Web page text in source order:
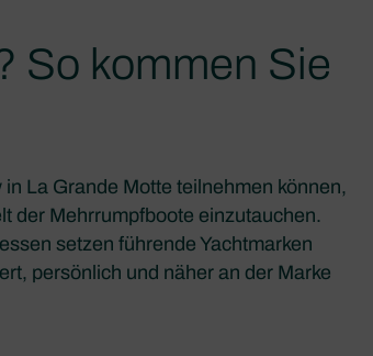
So kommen Sie
La Grande Motte teilnehmen können,
der Mehrrumpfboote einzutauchen.
setzen führende Yachtmarken
persönlich und näher an der Marke